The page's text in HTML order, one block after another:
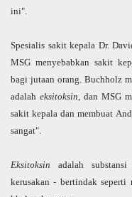
ini".
Spesialis sakit kepala Dr.
MSG menyebabkan sakit
bagi jutaan orang. Buchholz
adalah eksitoksin , dan MSG
sakit kepala dan membuat
sangat".
Eksitoksin adalah
kerusakan - bertindak